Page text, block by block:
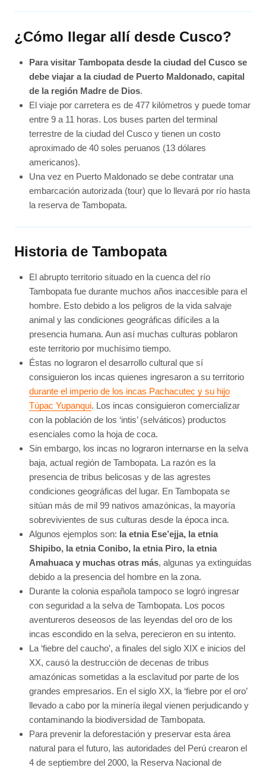
¿Cómo llegar allí desde Cusco?
Para visitar Tambopata desde la ciudad del Cusco se
debe viajar a la ciudad de Puerto Maldonado, capital
de la región Madre de Dios.
El viaje por carretera es de 477 kilómetros y puede tomar
entre 9 a 11 horas. Los buses parten del terminal
terrestre de la ciudad del Cusco y tienen un costo
aproximado de 40 soles peruanos (13 dólares
americanos).
Una vez en Puerto Maldonado se debe contratar una
embarcación autorizada (tour) que lo llevará por río hasta
la reserva de Tambopata.
Historia de Tambopata
El abrupto territorio situado en la cuenca del río
Tambopata fue durante muchos años inaccesible para el
hombre. Esto debido a los peligros de la vida salvaje
animal y las condiciones geográficas difíciles a la
presencia humana. Aun así muchas culturas poblaron
este territorio por muchísimo tiempo.
Éstas no lograron el desarrollo cultural que sí
consiguieron los incas quienes ingresaron a su territorio
durante el imperio de los incas Pachacutec y su hijo
Túpac Yupanqui. Los incas consiguieron comercializar
con la población de los ‘intis’ (selváticos) productos
esenciales como la hoja de coca.
Sin embargo, los incas no lograron internarse en la selva
baja, actual región de Tambopata. La razón es la
presencia de tribus belicosas y de las agrestes
condiciones geográficas del lugar. En Tambopata se
sitúan más de mil 99 nativos amazónicas, la mayoría
sobrevivientes de sus culturas desde la época inca.
Algunos ejemplos son: la etnia Ese’ejja, la etnia
Shipibo, la etnia Conibo, la etnia Piro, la etnia
Amahuaca y muchas otras más, algunas ya extinguidas
debido a la presencia del hombre en la zona.
Durante la colonia española tampoco se logró ingresar
con seguridad a la selva de Tambopata. Los pocos
aventureros deseosos de las leyendas del oro de los
incas escondido en la selva, perecieron en su intento.
La ‘fiebre del caucho’, a finales del siglo XIX e inicios del
XX, causó la destrucción de decenas de tribus
amazónicas sometidas a la esclavitud por parte de los
grandes empresarios. En el siglo XX, la ‘fiebre por el oro’
llevado a cabo por la minería ilegal vienen perjudicando y
contaminando la biodiversidad de Tambopata.
Para prevenir la deforestación y preservar esta área
natural para el futuro, las autoridades del Perú crearon el
4 de septiembre del 2000, la Reserva Nacional de